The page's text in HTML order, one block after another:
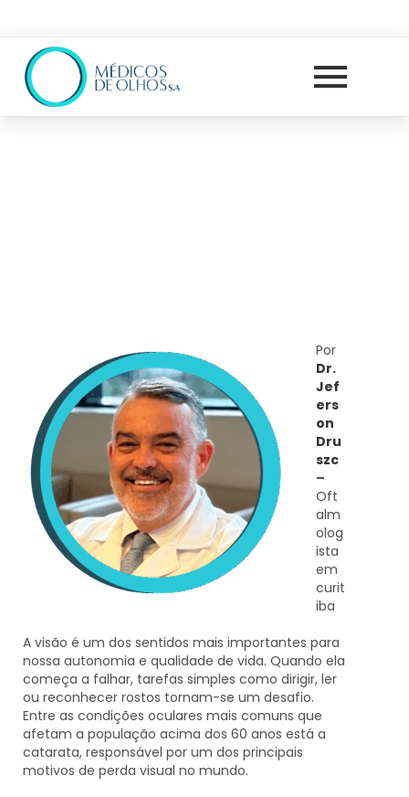
Por
Dr.
Jef
ers
on
Dru
szc
–
Oft
alm
olog
ista
em
curit
iba
A visão é um dos sentidos mais importantes para
nossa autonomia e qualidade de vida. Quando ela
começa a falhar, tarefas simples como dirigir, ler
ou reconhecer rostos tornam-se um desafio.
Entre as condições oculares mais comuns que
afetam a população acima dos 60 anos está a
catarata, responsável por um dos principais
motivos de perda visual no mundo.